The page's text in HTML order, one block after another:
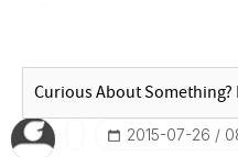
‎2015-07-26